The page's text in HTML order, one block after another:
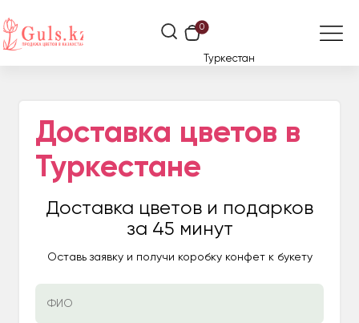
0
Туркестан
Доставка цветов в
Туркестане
Доставка цветов и подарков
за 45 минут
Оставь заявку и получи коробку конфет к букету